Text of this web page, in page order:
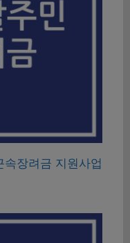
장려금 지원사업